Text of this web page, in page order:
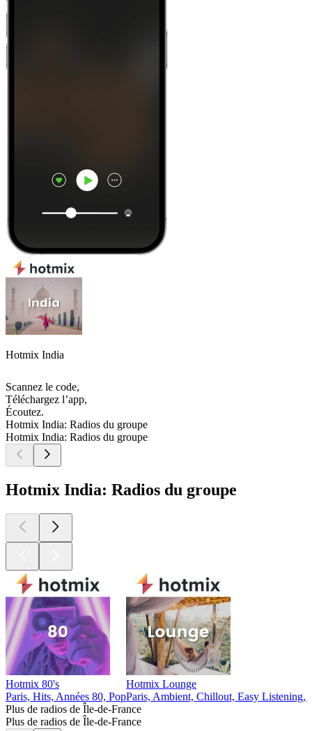
Hotmix India
Scannez le code,
Téléchargez l’app,
Écoutez.
Hotmix India: Radios du groupe
Hotmix India: Radios du groupe
Hotmix India: Radios du groupe
Hotmix 80's
Paris, Hits, Années 80, Pop
Hotmix Lounge
Paris, Ambient, Chillout, Easy Listening,
Plus de radios de Île-de-France
Plus de radios de Île-de-France